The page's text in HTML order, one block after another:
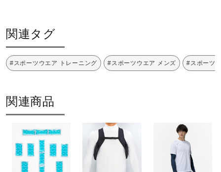
関連タグ
#スポーツウエア トレーニング #スポーツウエア メンズ #スポーツ
関連商品